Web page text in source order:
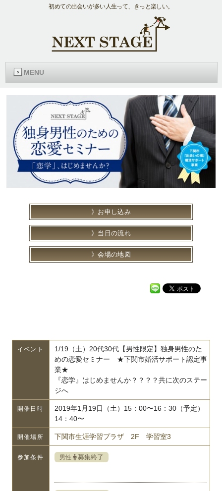
初めての出会いが多い人生って、きっと楽しい。
MENU
お申し込み
当日の流れ
会場の地図
イベント
1/19（土）20代30代【男性限定】独身男性のた
めの恋愛セミナー ★下関市婚活サポート認定事
業★
『恋学』はじめませんか？？？？共に次のステー
ジへ
開催日時
2019年1月19日（土）15：00〜16：30（予定）
14：40〜
開催場所 下関市生涯学習プラザ 2F 学習室3
参加条件 男性 募集終了